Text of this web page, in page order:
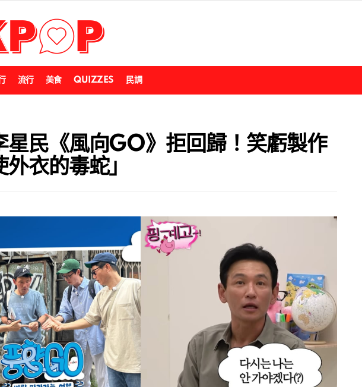
流行 美食 QUIZZES 民調
星民《風向GO》拒回歸！笑虧製作
衣的毒蛇」